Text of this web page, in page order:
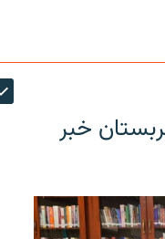
خبر